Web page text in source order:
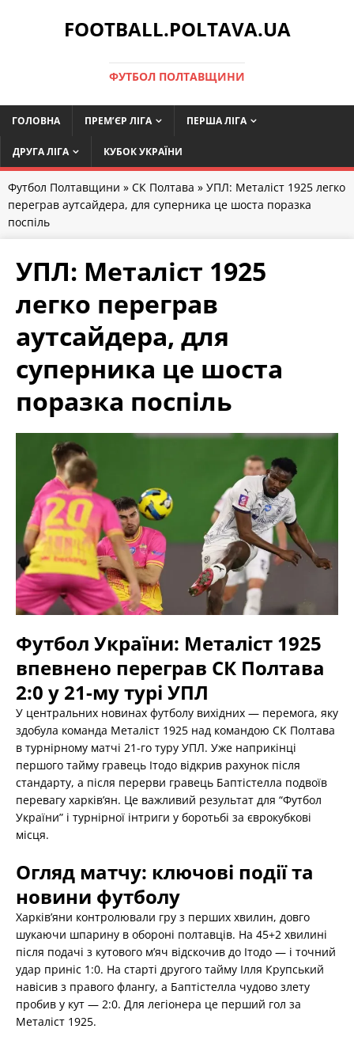
FOOTBALL.POLTAVA.UA
ФУТБОЛ ПОЛТАВЩИНИ
ГОЛОВНА ПРЕМ’ЄР ЛІГА ПЕРША ЛІГА
ДРУГА ЛІГА КУБОК УКРАЇНИ
Футбол Полтавщини » СК Полтава » УПЛ: Металіст 1925 легко
переграв аутсайдера, для суперника це шоста поразка
поспіль
УПЛ: Металіст 1925
легко переграв
аутсайдера, для
суперника це шоста
поразка поспіль
Футбол України: Металіст 1925
впевнено переграв СК Полтава
2:0 у 21-му турі УПЛ
У центральних новинах футболу вихідних — перемога, яку
здобула команда Металіст 1925 над командою СК Полтава
в турнірному матчі 21-го туру УПЛ. Уже наприкінці
першого тайму гравець Ітодо відкрив рахунок після
стандарту, а після перерви гравець Баптістелла подвоїв
перевагу харків’ян. Це важливий результат для “Футбол
України” і турнірної інтриги у боротьбі за єврокубкові
місця.
Огляд матчу: ключові події та
новини футболу
Харків’яни контролювали гру з перших хвилин, довго
шукаючи шпарину в обороні полтавців. На 45+2 хвилині
після подачі з кутового м’яч відскочив до Ітодо — і точний
удар приніс 1:0. На старті другого тайму Ілля Крупський
навісив з правого флангу, а Баптістелла чудово злету
пробив у кут — 2:0. Для легіонера це перший гол за
Металіст 1925.